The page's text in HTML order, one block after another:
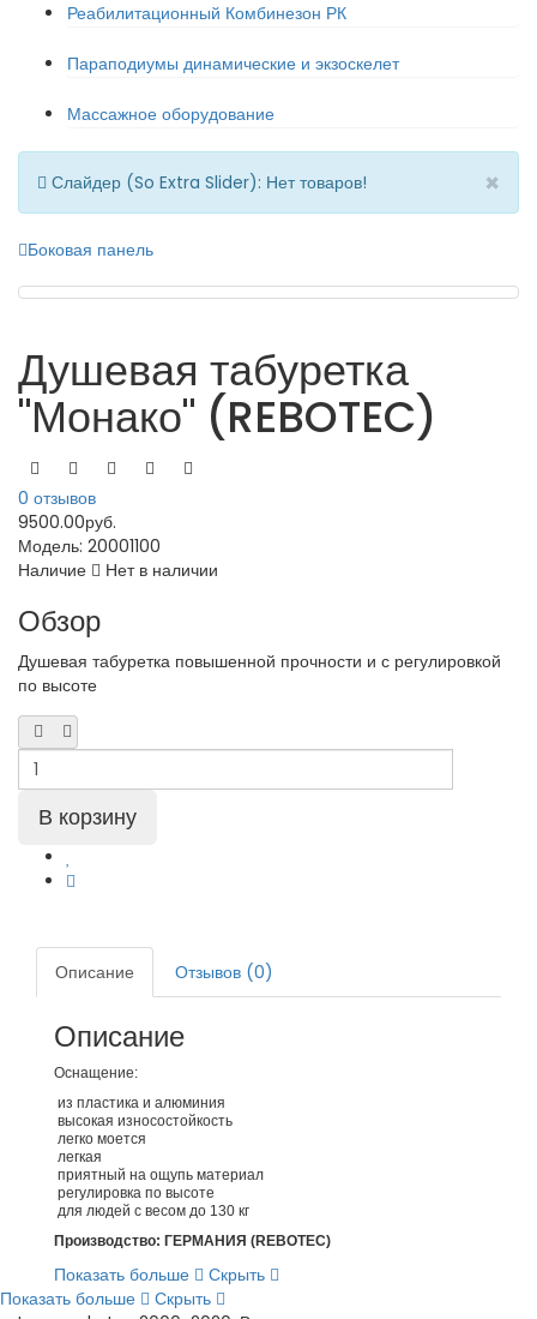
Реабилитационный Комбинезон РК
Параподиумы динамические и экзоскелет
Массажное оборудование
Слайдер (So Extra Slider): Нет товаров! ×
Боковая панель
Душевая табуретка
"Монако" (REBOTEC)
0 отзывов
9500.00руб.
Модель: 20001100
Наличие
Нет в наличии
Обзор
Душевая табуретка повышенной прочности и с регулировкой
по высоте
Описание Отзывов (0)
Описание
Оснащение:
из пластика и алюминия
высокая износостойкость
легко моется
легкая
приятный на ощупь материал
регулировка по высоте
для людей с весом до 130 кг
Производство: ГЕРМАНИЯ (REBOTEC)
Показать больше
Скрыть
Показать больше
Скрыть